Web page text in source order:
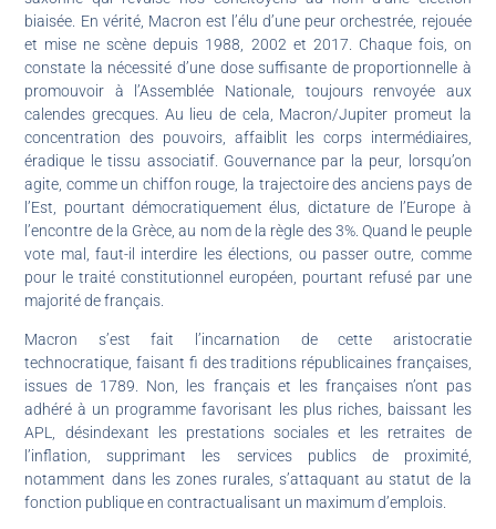
biaisée. En vérité, Macron est l’élu d’une peur orchestrée, rejouée
et mise ne scène depuis 1988, 2002 et 2017. Chaque fois, on
constate la nécessité d’une dose suffisante de proportionnelle à
promouvoir à l’Assemblée Nationale, toujours renvoyée aux
calendes grecques. Au lieu de cela, Macron/Jupiter promeut la
concentration des pouvoirs, affaiblit les corps intermédiaires,
éradique le tissu associatif. Gouvernance par la peur, lorsqu’on
agite, comme un chiffon rouge, la trajectoire des anciens pays de
l’Est, pourtant démocratiquement élus, dictature de l’Europe à
l’encontre de la Grèce, au nom de la règle des 3%. Quand le peuple
vote mal, faut-il interdire les élections, ou passer outre, comme
pour le traité constitutionnel européen, pourtant refusé par une
majorité de français.
Macron s’est fait l’incarnation de cette aristocratie
technocratique, faisant fi des traditions républicaines françaises,
issues de 1789. Non, les français et les françaises n’ont pas
adhéré à un programme favorisant les plus riches, baissant les
APL, désindexant les prestations sociales et les retraites de
l’inflation, supprimant les services publics de proximité,
notamment dans les zones rurales, s’attaquant au statut de la
fonction publique en contractualisant un maximum d’emplois.